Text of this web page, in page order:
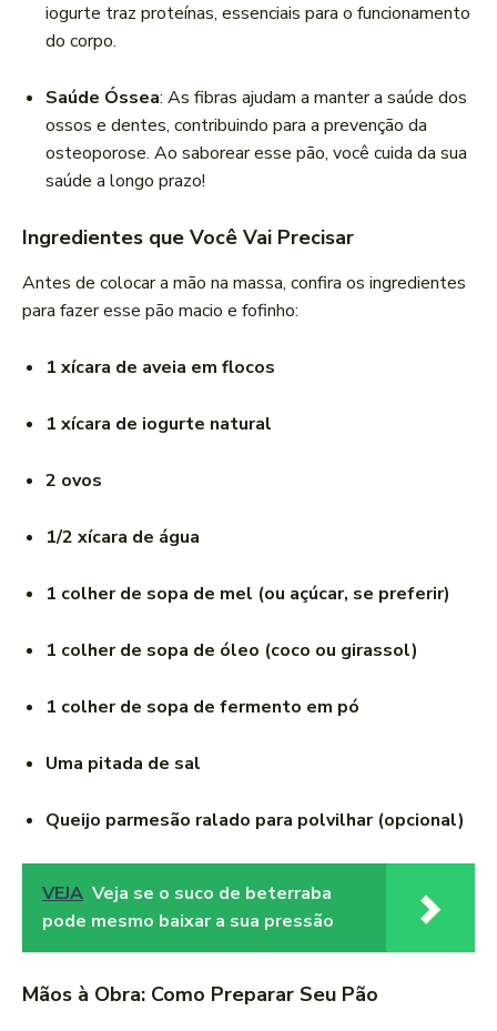
iogurte traz proteínas, essenciais para o funcionamento
do corpo.
Saúde Óssea: As fibras ajudam a manter a saúde dos
ossos e dentes, contribuindo para a prevenção da
osteoporose. Ao saborear esse pão, você cuida da sua
saúde a longo prazo!
Ingredientes que Você Vai Precisar
Antes de colocar a mão na massa, confira os ingredientes
para fazer esse pão macio e fofinho:
1 xícara de aveia em flocos
1 xícara de iogurte natural
2 ovos
1/2 xícara de água
1 colher de sopa de mel (ou açúcar, se preferir)
1 colher de sopa de óleo (coco ou girassol)
1 colher de sopa de fermento em pó
Uma pitada de sal
Queijo parmesão ralado para polvilhar (opcional)
VEJA Veja se o suco de beterraba
pode mesmo baixar a sua pressão
Mãos à Obra: Como Preparar Seu Pão